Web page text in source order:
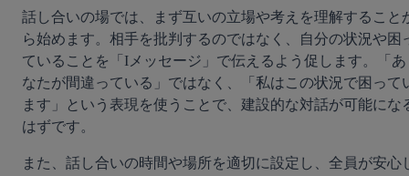
話し合いの場では、まず互いの立場や考えを理解すること
ら始めます。相手を批判するのではなく、自分の状況や困
ていることを「Iメッセージ」で伝えるよう促します。「あ
なたが間違っている」ではなく、「私はこの状況で困って
ます」という表現を使うことで、建設的な対話が可能にな
はずです。
また、話し合いの時間や場所を適切に設定し、全員が安心